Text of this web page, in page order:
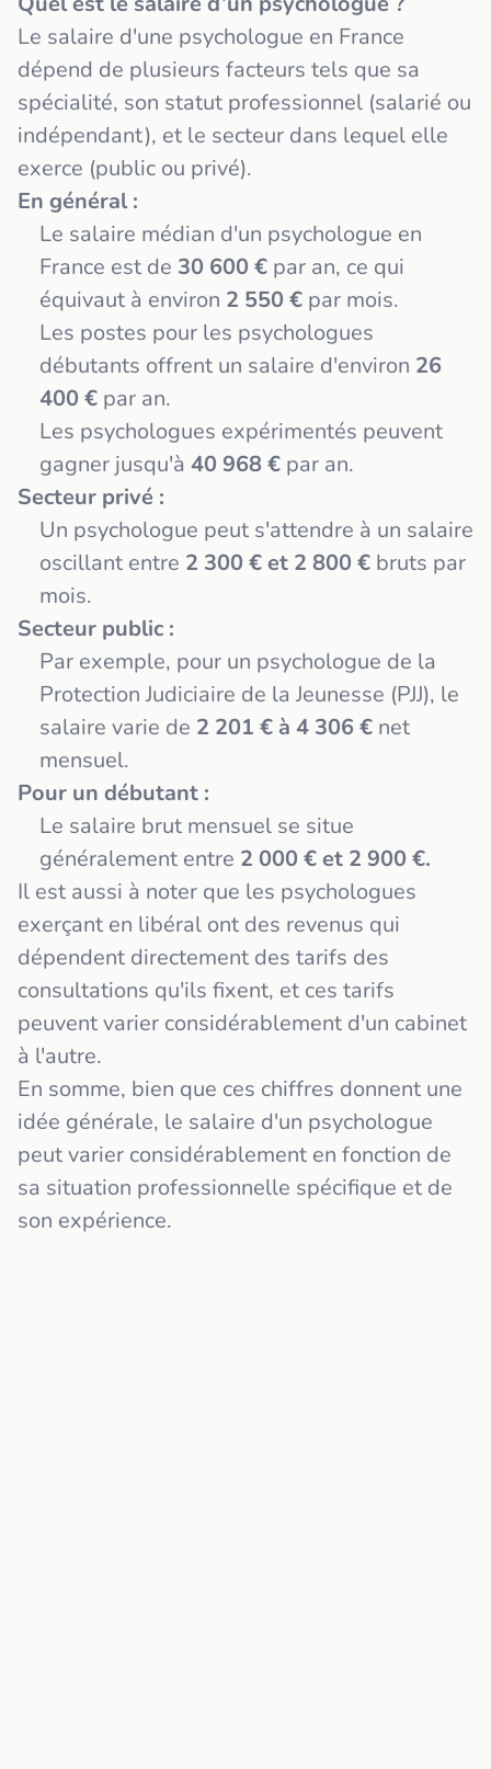
Le salaire d'une psychologue en France
dépend de plusieurs facteurs tels que sa
spécialité, son statut professionnel (salarié ou
indépendant), et le secteur dans lequel elle
exerce (public ou privé).
En général :
Le salaire médian d'un psychologue en
France est de 30 600 € par an, ce qui
équivaut à environ 2 550 € par mois.
Les postes pour les psychologues
débutants offrent un salaire d'environ 26
400 € par an.
Les psychologues expérimentés peuvent
gagner jusqu'à 40 968 € par an.
Secteur privé :
Un psychologue peut s'attendre à un salaire
oscillant entre 2 300 € et 2 800 € bruts par
mois.
Secteur public :
Par exemple, pour un psychologue de la
Protection Judiciaire de la Jeunesse (PJJ), le
salaire varie de 2 201 € à 4 306 € net
mensuel.
Pour un débutant :
Le salaire brut mensuel se situe
généralement entre 2 000 € et 2 900 €.
Il est aussi à noter que les psychologues
exerçant en libéral ont des revenus qui
dépendent directement des tarifs des
consultations qu'ils fixent, et ces tarifs
peuvent varier considérablement d'un cabinet
à l'autre.
En somme, bien que ces chiffres donnent une
idée générale, le salaire d'un psychologue
peut varier considérablement en fonction de
sa situation professionnelle spécifique et de
son expérience.